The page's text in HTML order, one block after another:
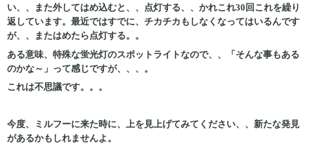
い、、また外してはめ込むと、、点灯する、、かれこれ30回これを繰り
返しています。最近ではすでに、チカチカもしなくなってはいるんです
が、、またはめたら点灯する。。
ある意味、特殊な蛍光灯のスポットライトなので、、「そんな事もある
のかな～」って感じですが、、、。
これは不思議です。。。
今度、ミルフーに来た時に、上を見上げてみてください、、新たな発見
があるかもしれませんよ。